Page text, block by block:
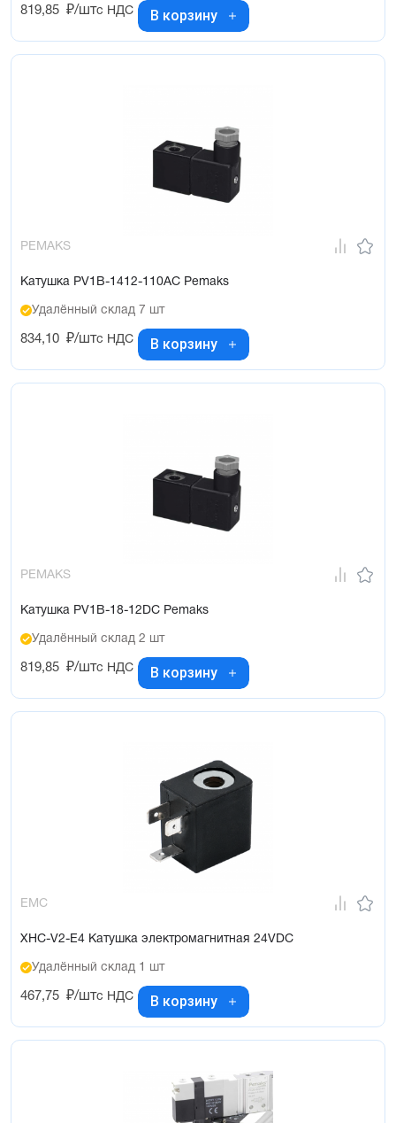
819,85 ₽/штс НДС В корзину
PEMAKS
Катушка PV1B-1412-110AC Pemaks
Удалённый склад 7 шт
834,10 ₽/штс НДС В корзину
PEMAKS
Катушка PV1B-18-12DC Pemaks
Удалённый склад 2 шт
819,85 ₽/штс НДС В корзину
EMC
XHC-V2-E4 Катушка электромагнитная 24VDC
Удалённый склад 1 шт
467,75 ₽/штс НДС В корзину